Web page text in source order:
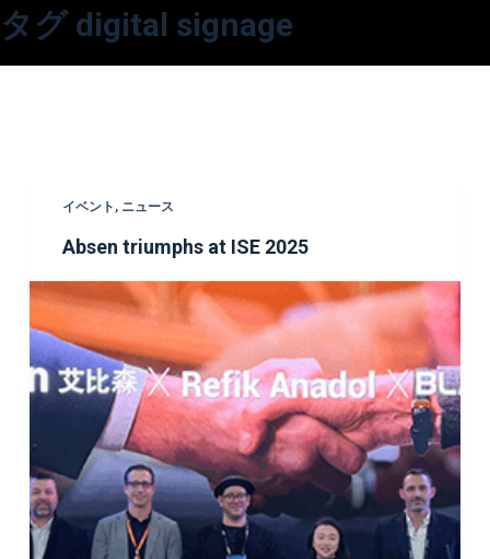
コ
プ
タグdigital signage
イベント , ニュース
Absen triumphs at ISE 2025